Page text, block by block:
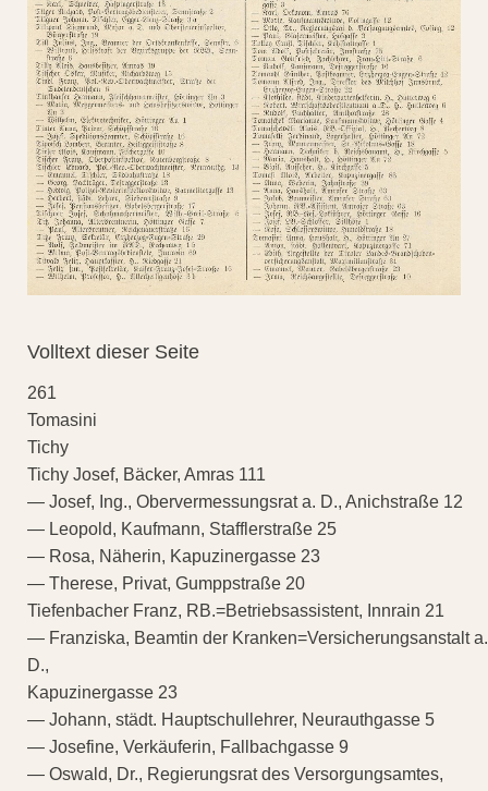
Volltext dieser Seite
261
Tomasini
Tichy
Tichy Josef, Bäcker, Amras 111
— Josef, Ing., Obervermessungsrat a. D., Anichstraße 12
— Leopold, Kaufmann, Stafflerstraße 25
— Rosa, Näherin, Kapuzinergasse 23
— Therese, Privat, Gumppstraße 20
Tiefenbacher Franz, RB.=Betriebsassistent, Innrain 21
— Franziska, Beamtin der Kranken=Versicherungsanstalt a.
D.,
Kapuzinergasse 23
— Johann, städt. Hauptschullehrer, Neurauthgasse 5
— Josefine, Verkäuferin, Fallbachgasse 9
— Oswald, Dr., Regierungsrat des Versorgungsamtes,